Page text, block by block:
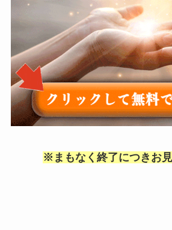
※まもなく終了につきお見